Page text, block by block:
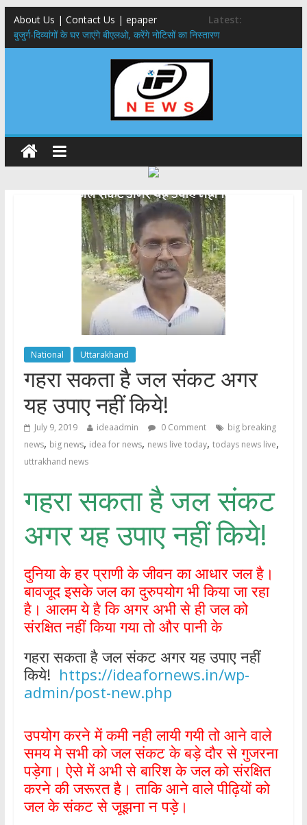
About Us | Contact Us | epaper
Latest:
बुजुर्ग-दिव्यांगों के घर जाएंगे बीएलओ, करेंगे नोटिसों का निस्तारण
24×7 अलर्ट मोड में रहें अधिकारी-मुख्य सचिव मानसून-एसईओसी से मुख्य सचिव ने
की विस्तृत समीक्षा कहा-बंद सड़कों को शीघ्र खोला जाए, लोगों को न हो दिक्कत
459 करोड़ से एचएनबी गढ़वाल विश्वविद्यालय में अनुसंधान संरचना होगी सुदृढ,उच्च
शिक्षा मंत्री धन सिंह रावत ने नवनियुक्त केन्द्रीय शिक्षा मंत्री से की मुलाकात
मुख्यमंत्री से महानिदेशक एनसीसी ने की शिष्टाचार भेंट,उत्तराखण्ड में एनसीसी के
विस्तार एवं आधुनिक आधारभूत संरचना के विकास पर हुई महत्वपूर्ण चर्चा
एमडीडीए बोर्ड बैठक, देहरादून और मसूरी के विकास के लिए 25 बड़े प्रस्तावों को मिली
हरी झंडी
National Uttarakhand
गहरा सकता है जल संकट अगर
यह उपाए नहीं किये!
July 9, 2019 ideaadmin 0 Comment
big breaking
news, big news, idea for news, news live today, todays news live,
uttrakhand news
गहरा सकता है जल संकट
अगर यह उपाए नहीं किये!
दुनिया के हर प्राणी के जीवन का आधार जल है।
बावजूद इसके जल का दुरुपयोग भी किया जा रहा
है। आलम ये है कि अगर अभी से ही जल को
संरक्षित नहीं किया गया तो और पानी के
गहरा सकता है जल संकट अगर यह उपाए नहीं
किये! https://ideafornews.in/wp-
admin/post-new.php
उपयोग करने में कमी नही लायी गयी तो आने वाले
समय मे सभी को जल संकट के बड़े दौर से गुजरना
पड़ेगा। ऐसे में अभी से बारिश के जल को संरक्षित
करने की जरूरत है। ताकि आने वाले पीढ़ियों को
जल के संकट से जूझना न पड़े।